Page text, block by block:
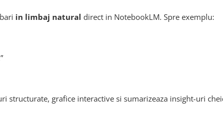
in limbaj natural direct in NotebookLM. Spre exemplu:
structurate, grafice interactive si sumarizeaza insight-uri